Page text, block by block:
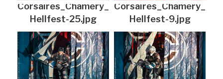
Corsaires_Chamery_
Hellfest-25.jpg
Corsaires_Chamery_
Hellfest-9.jpg